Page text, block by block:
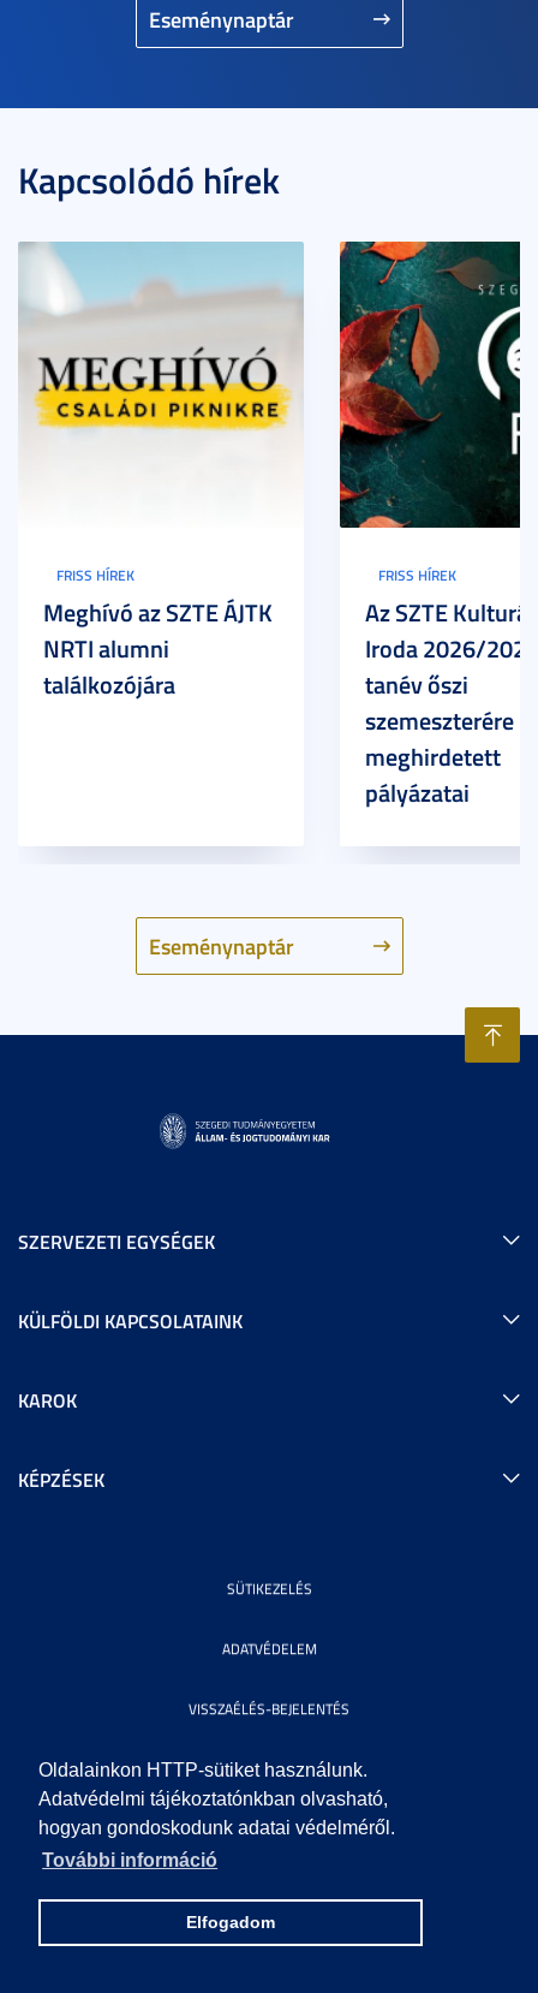
Oldalainkon HTTP-sütiket használunk.
Adatvédelmi tájékoztatónkban olvasható,
hogyan gondoskodunk adatai védelméről.
További információ
Elfogadom
Eseménynaptár
Kapcsolódó hírek
Eseménynaptár
FRISS HÍREK
Meghívó az SZTE ÁJTK
NRTI alumni
találkozójára
FRISS HÍREK
Az SZTE
Iroda 2026/
tanév őszi
szemeszterére
meghirdetett
pályázatai
SZERVEZETI EGYSÉGEK
KÜLFÖLDI KAPCSOLATAINK
KAROK
KÉPZÉSEK
SÜTIKEZELÉS
ADATVÉDELEM
VISSZAÉLÉS-BEJELENTÉS
KÖZÉRDEKŰ ADATOK
IMPRESSZUM